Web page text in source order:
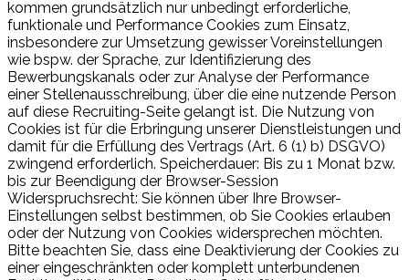
kommen grundsätzlich nur unbedingt erforderliche,
funktionale und Performance Cookies zum Einsatz,
insbesondere zur Umsetzung gewisser Voreinstellungen
wie bspw. der Sprache, zur Identifizierung des
Bewerbungskanals oder zur Analyse der Performance
einer Stellenausschreibung, über die eine nutzende Person
auf diese Recruiting-Seite gelangt ist. Die Nutzung von
Cookies ist für die Erbringung unserer Dienstleistungen und
damit für die Erfüllung des Vertrags (Art. 6 (1) b) DSGVO)
zwingend erforderlich. Speicherdauer: Bis zu 1 Monat bzw.
bis zur Beendigung der Browser-Session
Widerspruchsrecht: Sie können über Ihre Browser-
Einstellungen selbst bestimmen, ob Sie Cookies erlauben
oder der Nutzung von Cookies widersprechen möchten.
Bitte beachten Sie, dass eine Deaktivierung der Cookies zu
einer eingeschränkten oder komplett unterbundenen